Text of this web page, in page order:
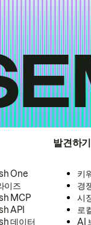
One
이즈
MCP
API
데이터
발견하기
키
경
시
로
AI